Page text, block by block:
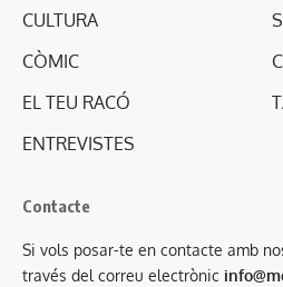
CULTURA
CÒMIC
EL TEU RACÓ
ENTREVISTES
Contacte
Si vols posar-te en contacte amb
través del correu electrònic